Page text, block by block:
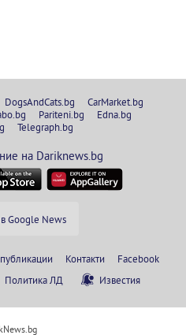
DogsAndCats.bg
CarMarket.bg
Pariteni.bg
Edna.bg
Telegraph.bg
на Dariknews.bg
Google News
Контакти
Facebook
Политика ЛД Известия